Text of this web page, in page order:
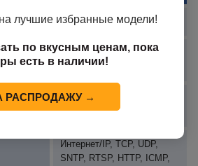
1-канальное видео
RJ45 10M/100M/1000M
адаптивный
1-канальный вход, 1-
канальный выход
Интернет/IP, TCP, UDP,
SNTP, RTSP, HTTP, ICMP,
лучшие избранные модели!
по вкусным ценам, пока
есть в наличии!
РАСПРОДАЖУ →